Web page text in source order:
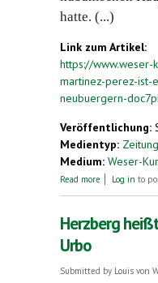
hatte. (...)
Link zum Artikel:
https://
martinez-perez-
neubuergern-
Veröffentlichung:
Medientyp:
Medium: Weser-
Read more about Aus
Log in to
Herzberg
Urbo
Submitted by Louis von